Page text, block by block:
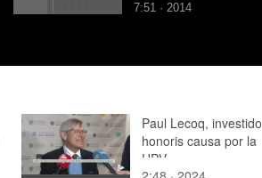
7:51 · 2014
Paul Lecoq, investido
honoris causa por la
UPV